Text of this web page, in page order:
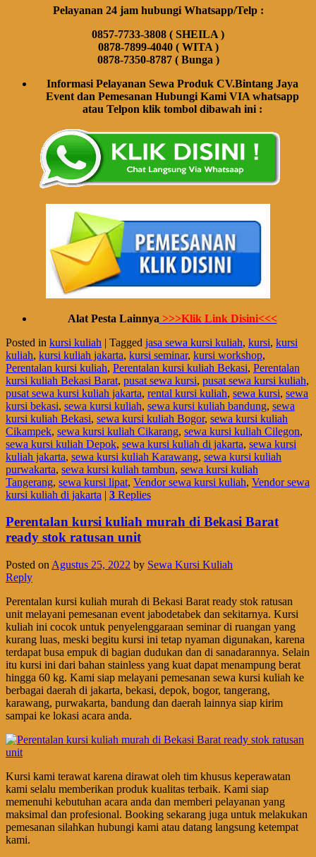
Pelayanan 24 jam hubungi Whatsapp/Telp :
0857-7733-3808 ( SHEILA )
0878-7899-4040 ( WITA )
0878-7350-8787 ( Bunga )
Informasi Pelayanan Sewa Produk CV.Bintang Jaya
Event dan Pemesanan Hubungi Kami VIA whatsapp
atau Telpon klik tombol dibawah ini :
Alat Pesta Lainnya >>>Klik Link Disini<<<
Posted in kursi kuliah | Tagged jasa sewa kursi kuliah, kursi, kursi
kuliah, kursi kuliah jakarta, kursi seminar, kursi workshop,
Perentalan kursi kuliah, Perentalan kursi kuliah Bekasi, Perentalan
kursi kuliah Bekasi Barat, pusat sewa kursi, pusat sewa kursi kuliah,
pusat sewa kursi kuliah jakarta, rental kursi kuliah, sewa kursi, sewa
kursi bekasi, sewa kursi kuliah, sewa kursi kuliah bandung, sewa
kursi kuliah Bekasi, sewa kursi kuliah Bogor, sewa kursi kuliah
Cikampek, sewa kursi kuliah Cikarang, sewa kursi kuliah Cilegon,
sewa kursi kuliah Depok, sewa kursi kuliah di jakarta, sewa kursi
kuliah jakarta, sewa kursi kuliah Karawang, sewa kursi kuliah
purwakarta, sewa kursi kuliah tambun, sewa kursi kuliah
Tangerang, sewa kursi lipat, Vendor sewa kursi kuliah, Vendor sewa
kursi kuliah di jakarta | 3 Replies
Perentalan kursi kuliah murah di Bekasi Barat
ready stok ratusan unit
Posted on Agustus 25, 2022 by Sewa Kursi Kuliah
Reply
Perentalan kursi kuliah murah di Bekasi Barat ready stok ratusan
unit melayani pemesanan event jabodetabek dan sekitarnya. Kursi
kuliah ini cocok untuk penyelenggaraan seminar di ruangan yang
kurang luas, meski begitu kursi ini tetap nyaman digunakan, karena
terdapat busa empuk di bagian dudukan dan di sanadarannya. Selain
itu kursi ini dari bahan stainless yang kuat dapat menampung berat
hingga 60 kg. Kami siap melayani pemesanan sewa kursi kuliah ke
berbagai daerah di jakarta, bekasi, depok, bogor, tangerang,
karawang, purwakarta, bandung dan daerah lainnya siap kirim
sampai ke lokasi acara anda.
Kursi kami terawat karena dirawat oleh tim khusus keperawatan
kami selalu memberikan produk kualitas terbaik. Kami siap
memenuhi kebutuhan acara anda dan memberi pelayanan yang
maksimal dan profesional. Booking sekarang juga untuk melakukan
pemesanan silahkan hubungi kami atau datang langsung ketempat
kami.